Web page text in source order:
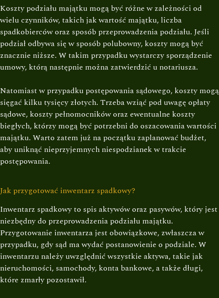
Koszty podziału majątku mogą być różne w zależności od
wielu czynników, takich jak wartość majątku, liczba
spadkobierców oraz sposób przeprowadzenia podziału. Jeśli
podział odbywa się w sposób polubowny, koszty mogą być
znacznie niższe. W takim przypadku wystarczy sporządzenie
umowy, którą następnie można zatwierdzić u notariusza.
Natomiast w przypadku postępowania sądowego, koszty mogą
sięgać kilku tysięcy złotych. Trzeba wziąć pod uwagę opłaty
sądowe, koszty pełnomocników oraz ewentualne koszty
biegłych, którzy mogą być potrzebni do oszacowania wartości
majątku. Warto zatem już na początku zaplanować budżet,
aby uniknąć nieprzyjemnych niespodzianek w trakcie
postępowania.
Jak przygotować inwentarz spadkowy?
Inwentarz spadkowy to spis aktywów oraz pasywów, który jest
niezbędny do przeprowadzenia podziału majątku.
Przygotowanie inwentarza jest obowiązkowe, zwłaszcza w
przypadku, gdy sąd ma wydać postanowienie o podziale. W
inwentarzu należy uwzględnić wszystkie aktywa, takie jak
nieruchomości, samochody, konta bankowe, a także długi,
które zmarły pozostawił.